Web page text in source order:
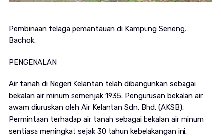
Pembinaan telaga pemantauan di Kampung Seneng,
Bachok.
PENGENALAN
Air tanah di Negeri Kelantan telah dibangunkan sebagai
bekalan air minum semenjak 1935. Pengurusan bekalan air
awam diuruskan oleh Air Kelantan Sdn. Bhd. (AKSB).
Permintaan terhadap air tanah sebagai bekalan air minum
sentiasa meningkat sejak 30 tahun kebelakangan ini.